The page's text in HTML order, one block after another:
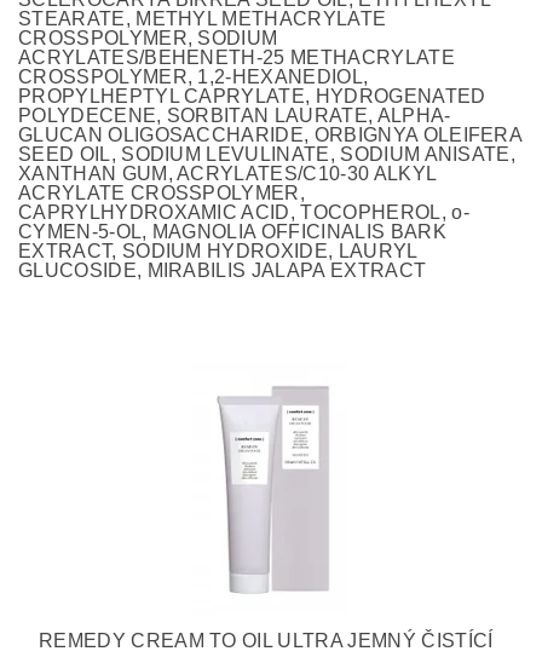
STEARATE, METHYL METHACRYLATE
CROSSPOLYMER, SODIUM
ACRYLATES/BEHENETH-25 METHACRYLATE
CROSSPOLYMER, 1,2-HEXANEDIOL,
PROPYLHEPTYL CAPRYLATE, HYDROGENATED
POLYDECENE, SORBITAN LAURATE, ALPHA-
GLUCAN OLIGOSACCHARIDE, ORBIGNYA OLEIFERA
SEED OIL, SODIUM LEVULINATE, SODIUM ANISATE,
XANTHAN GUM, ACRYLATES/C10-30 ALKYL
ACRYLATE CROSSPOLYMER,
CAPRYLHYDROXAMIC ACID, TOCOPHEROL, o-
CYMEN-5-OL, MAGNOLIA OFFICINALIS BARK
EXTRACT, SODIUM HYDROXIDE, LAURYL
GLUCOSIDE, MIRABILIS JALAPA EXTRACT
REMEDY CREAM TO OIL ULTRA JEMNÝ ČISTÍCÍ